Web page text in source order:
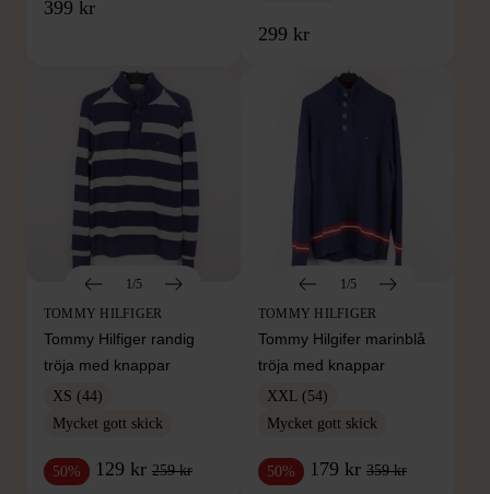
399 kr
299 kr
1/5
TOMMY HILFIGER
Tommy Hilfiger randig
tröja med knappar
XS (44)
Mycket gott skick
50% 129 kr 259 kr
1/5
TOMMY HILFIGER
Tommy Hilgifer marinblå
tröja med knappar
XXL (54)
Mycket gott skick
50% 179 kr 359 kr